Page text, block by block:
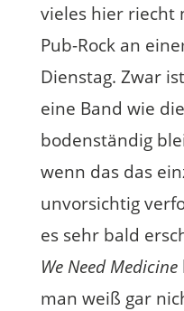
vieles hier riecht
Pub-Rock an
Dienstag. Zwar
eine Band wie
bodenständig
wenn das das
unvorsichtig
es sehr bald
We Need Medicine
man weiß gar